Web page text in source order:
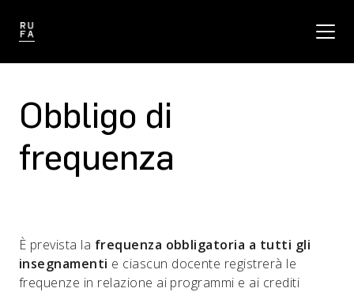
Obbligo di
frequenza
È prevista la frequenza obbligatoria a tutti gli
insegnamenti e ciascun docente registrerà le
frequenze in relazione ai programmi e ai crediti